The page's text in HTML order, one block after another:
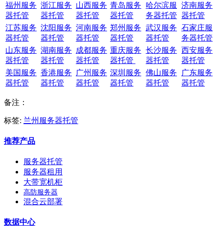
福州服务
器托管
浙江服务
器托管
山西服务
器托管
青岛服务
器托管
哈尔滨服
务器托管
济南服务
器托管
江苏服务
器托管
沈阳服务
器托管
河南服务
器托管
郑州服务
器托管
武汉服务
器托管
石家庄服
务器托管
山东服务
器托管
湖南服务
器托管
成都服务
器托管
重庆服务
器托管
长沙服务
器托管
西安服务
器托管
美国服务
器托管
香港服务
器托管
广州服务
器托管
深圳服务
器托管
佛山服务
器托管
广东服务
器托管
备注：
标签: 兰州服务器托管
推荐产品
服务器托管
服务器租用
大带宽机柜
高防服务器
混合云部署
数据中心